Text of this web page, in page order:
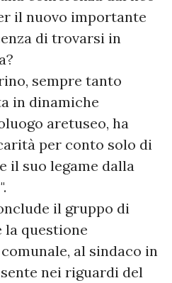
il nuovo importante
di trovarsi in
sempre tanto
in dinamiche
aretuseo, ha
per conto solo di
il suo legame dalla
il gruppo di
questione
al sindaco in
nei riguardi del